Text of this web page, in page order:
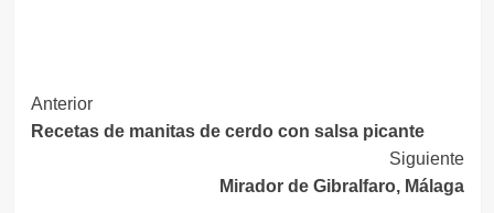
Navegación
de
Anterior
Recetas de manitas de cerdo con salsa picante
Siguiente
Mirador de Gibralfaro, Málaga